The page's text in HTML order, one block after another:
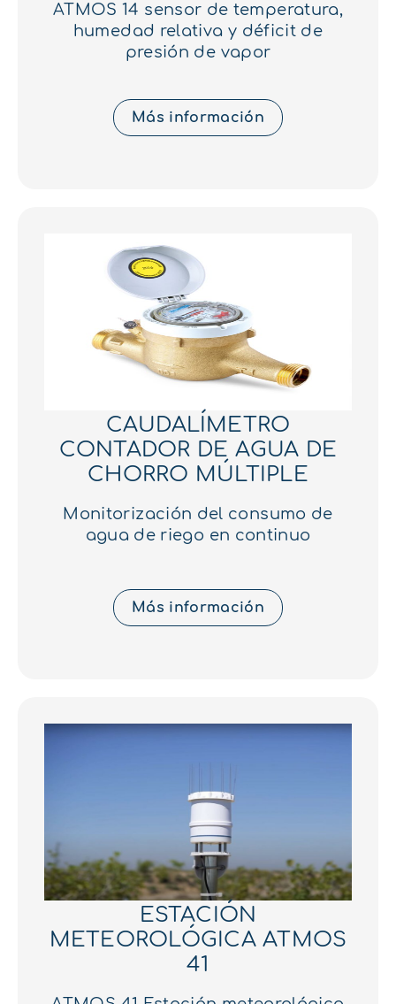
ATMOS 14 sensor de temperatura,
humedad relativa y déficit de
presión de vapor
Más información
CAUDALÍMETRO
CONTADOR DE AGUA DE
CHORRO MÚLTIPLE
Monitorización del consumo de
agua de riego en continuo
Más información
ESTACIÓN
METEOROLÓGICA ATMOS
41